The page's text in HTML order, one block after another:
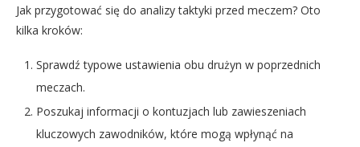
Jak przygotować się do analizy taktyki przed meczem? Oto
kilka kroków:
Sprawdź typowe ustawienia obu drużyn w poprzednich
meczach.
Poszukaj informacji o kontuzjach lub zawieszeniach
kluczowych zawodników, które mogą wpłynąć na